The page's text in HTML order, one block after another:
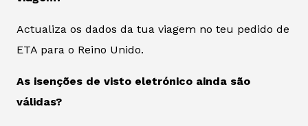
Actualiza os dados da tua viagem no teu pedido de
ETA para o Reino Unido.
As isenções de visto eletrónico ainda são
válidas?